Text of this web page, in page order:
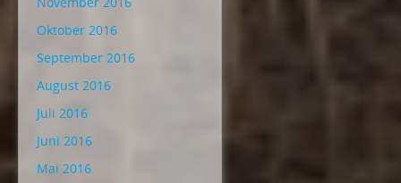
Oktober 2016
September 2016
August 2016
Juli 2016
Juni 2016
Mai 2016